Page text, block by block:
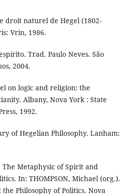
droit naturel de Hegel (1802-
Vrin, 1986.
espírito. Trad. Paulo Neves. São
2004.
on logic and religion: the
Albany, Nova York : State
1992.
of Hegelian Philosophy. Lanham:
The Metaphysic of Spirit and
In: THOMPSON, Michael (org.).
the Philosophy of Politics. Nova